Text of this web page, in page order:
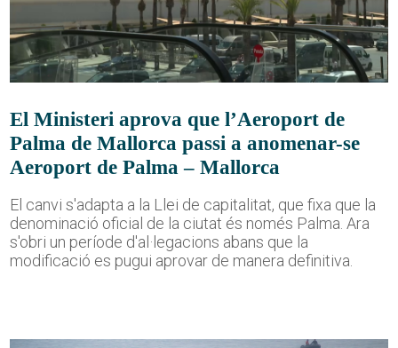
El Ministeri aprova que l’Aeroport de
Palma de Mallorca passi a anomenar-se
Aeroport de Palma – Mallorca
El canvi s'adapta a la Llei de capitalitat, que fixa que la
denominació oficial de la ciutat és només Palma. Ara
s'obri un període d'al·legacions abans que la
modificació es pugui aprovar de manera definitiva.